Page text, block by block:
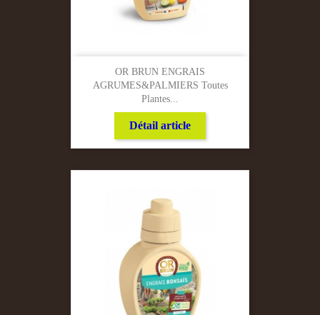
OR BRUN ENGRAIS
AGRUMES&PALMIERS Toutes
Plantes...
Détail article